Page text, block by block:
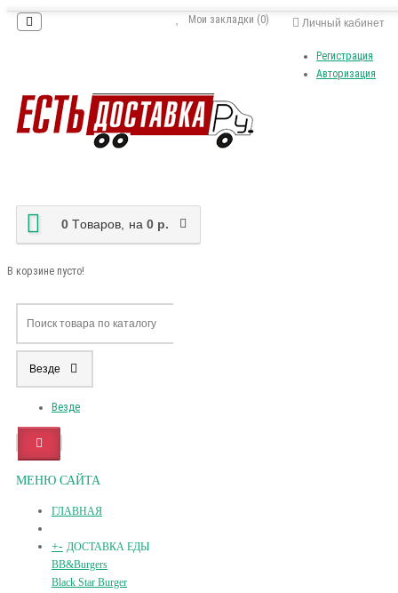
Личный кабинет
Регистрация
Авторизация
Мои закладки (0)
0 Tоваров, на 0 р.
В корзине пусто!
Везде
Везде
МЕНЮ САЙТА
ГЛАВНАЯ
+- ДОСТАВКА ЕДЫ
BB&Burgers
Black Star Burger